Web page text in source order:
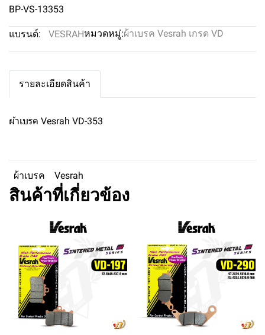
BP-VS-13353
แบรนด์: VESRAHหมวดหมู่:ผ้าเบรค Vesrah เกรด VD
รายละเอียดสินค้า
ผ้าเบรค Vesrah VD-353
ผ้าเบรค Vesrah
สินค้าที่เกี่ยวข้อง